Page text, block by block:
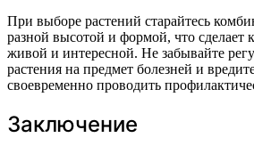
При выборе растений старайтесь
разной высотой и формой, что сделает
живой и интересной. Не забывайте
растения на предмет болезней и
своевременно проводить
Заключение